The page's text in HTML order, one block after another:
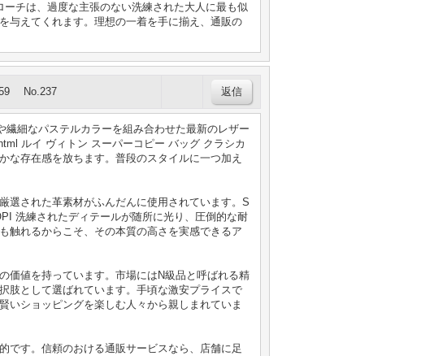
チは、過度な主張のない洗練された大人に最も似
与えてくれます。理想の一着を手に揃え、通販の
No.237
細なパステルカラーを組み合わせた最新のレザー
ルイ ヴィトン スーパーコピー バッグ クラシカ
な存在感を放ちます。普段のスタイルに一つ加え
選された革素材がふんだんに使用されています。S
洗練されたディテールが随所に光り、圧倒的な耐
触れるからこそ、その本質の高さを実感できるア
価値を持っています。市場にはN級品と呼ばれる精
肢として選ばれています。手頃な激安プライスで
いショッピングを楽しむ人々から親しまれていま
です。信頼のおける通販サービスなら、店舗に足